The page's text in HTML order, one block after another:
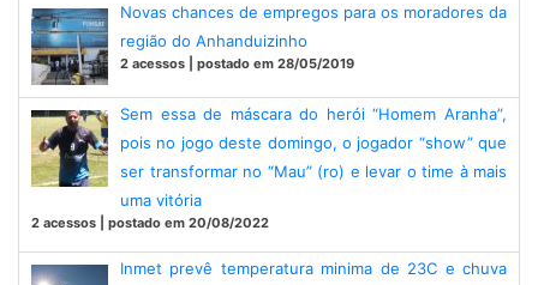
Novas chances de empregos para os moradores da
região do Anhanduizinho
2 acessos | postado em 28/05/2019
Sem essa de máscara do herói “Homem Aranha”,
pois no jogo deste domingo, o jogador “show” que
ser transformar no “Mau” (ro) e levar o time à mais
uma vitória
2 acessos | postado em 20/08/2022
Inmet prevê temperatura minima de 23C e chuva